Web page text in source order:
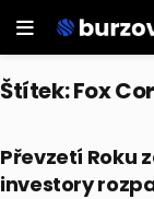
Štítek:Fox
Převzetí Roku
investory